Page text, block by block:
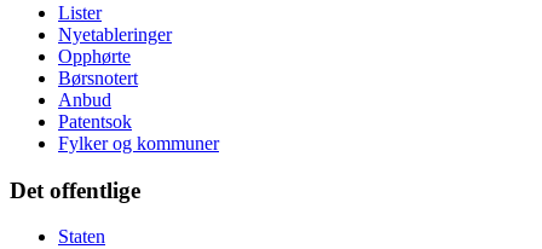
Lister
Nyetableringer
Opphørte
Børsnotert
Anbud
Patentsok
Fylker og kommuner
Det offentlige
Staten